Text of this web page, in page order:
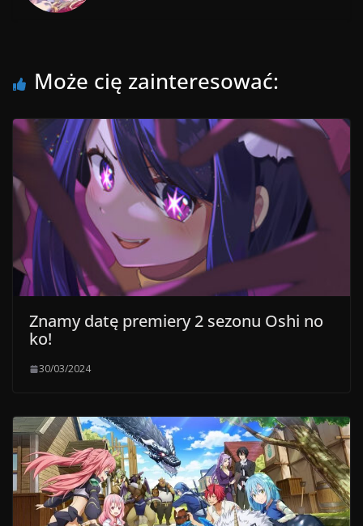
Może cię zainteresować:
Znamy datę premiery 2 sezonu Oshi no
ko!
30/03/2024